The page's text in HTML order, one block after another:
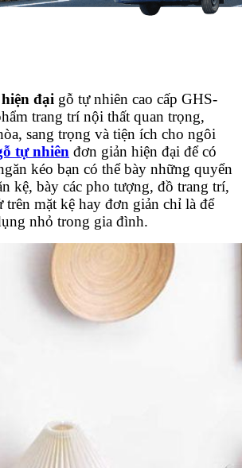
đại gỗ tự nhiên cao cấp GHS-
trang trí nội thất quan trọng,
sang trọng và tiện ích cho ngôi
tự nhiên đơn giản hiện đại để có
kéo bạn có thể bày những quyển
kệ, bày các pho tượng, đồ trang trí,
trên mặt kệ hay đơn giản chỉ là để
nhỏ trong gia đình.